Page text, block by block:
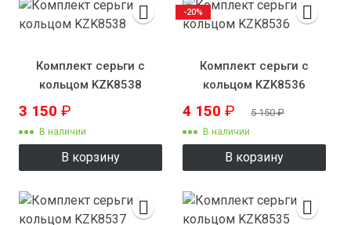
Комплект серьги с
кольцом KZK8538
3 150 ₽
В наличии
В корзину
Комплект серьги с
кольцом KZK8536
4 150 ₽ 5 150₽
В наличии
В корзину
-20%